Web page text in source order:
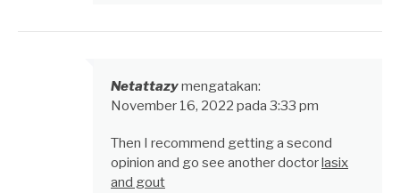
Netattazymengatakan:
November 16, 2022 pada 3:33 pm
Then I recommend getting a second
opinion and go see another doctorlasix
and gout